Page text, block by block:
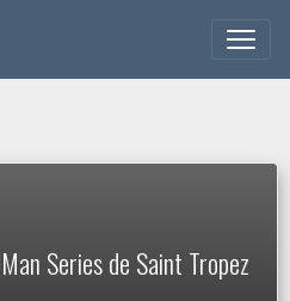
Series de Saint Tropez